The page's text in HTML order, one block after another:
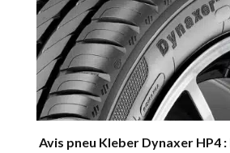
Avis pneu Kleber Dynaxer HP4